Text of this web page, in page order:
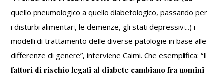
quello pneumologico a quello diabetologico, passando per
i disturbi alimentari, le demenze, gli stati depressivi...) i
modelli di trattamento delle diverse patologie in base alle
differenze di genere”, interviene Caimi. Che esemplifica: “I
fattori di rischio legati al diabete cambiano fra uomini